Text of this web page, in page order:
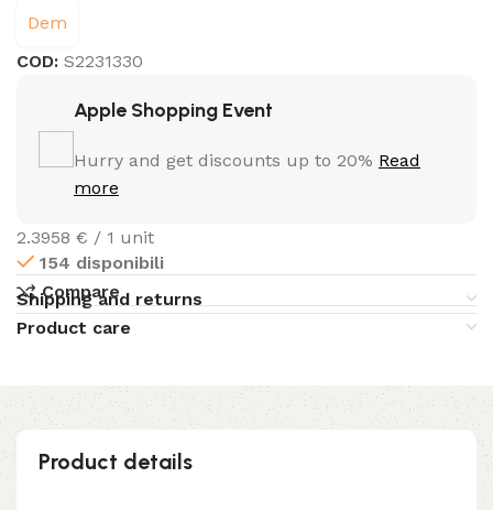
Dem
COD:S2231330
Apple Shopping Event
Hurry and get discounts up to 20% Read
more
2.3958 € / 1 unit
154 disponibili
Compare
Shipping and returns
Product care
Product details